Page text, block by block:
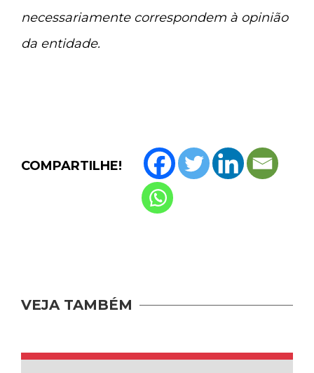
necessariamente correspondem à opinião
da entidade.
COMPARTILHE!
VEJA TAMBÉM